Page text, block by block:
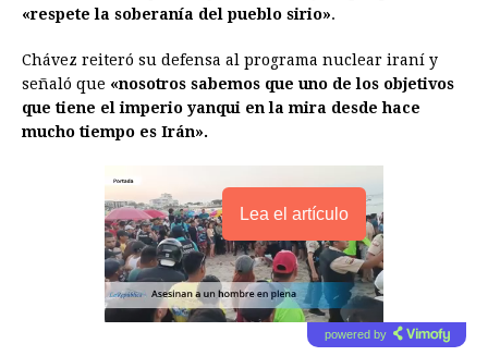
«respete la soberanía del pueblo sirio».
Chávez reiteró su defensa al programa nuclear iraní y
señaló que «nosotros sabemos que uno de los objetivos
que tiene el imperio yanqui en la mira desde hace
mucho tiempo es Irán».
Lea el artículo
powered by